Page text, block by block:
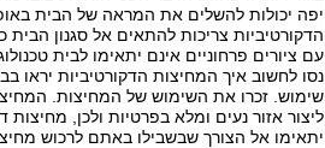
יפה יכולות להשלים את המראה של הבית
הדקורטיביות צריכות להתאים אל סגנון הבית
עם ציורים פרחוניים אינם יתאימו לבית
נסו לחשוב איך המחיצות הדקורטיביות יראו
שימוש. זכרו את השימוש של המחיצות.
ליצור אזור נעים ומלא בפרטיות ולכן, מחיצות
יתאימו אל הצורך שבשבילו באתם לרכוש